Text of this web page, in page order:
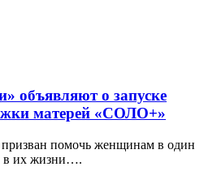
объявляют о запуске
матерей «СОЛО+»
помочь женщинам в один
в их жизни….